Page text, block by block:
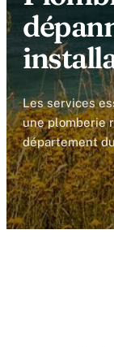
Les services
une plomberie
département